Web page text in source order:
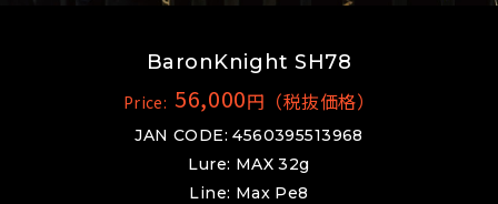
BaronKnight SH78
Price: 56,000円（税抜価格）
JAN CODE: 4560395513968
Lure: MAX 32g
Line: Max Pe8